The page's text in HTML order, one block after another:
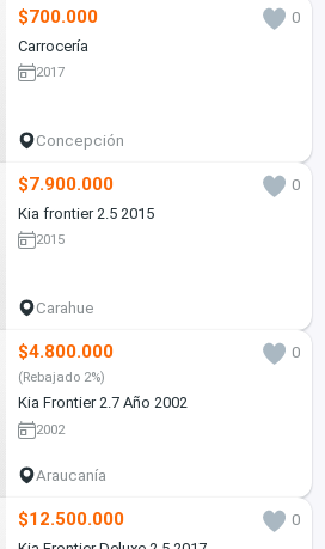
$700.000
0
Carrocería
2017
Concepción
$7.900.000
0
Kia frontier 2.5 2015
2015
Carahue
$4.800.000 0
(Rebajado 2%)
Kia Frontier 2.7 Año 2002
2002
Araucanía
$12.500.000
0